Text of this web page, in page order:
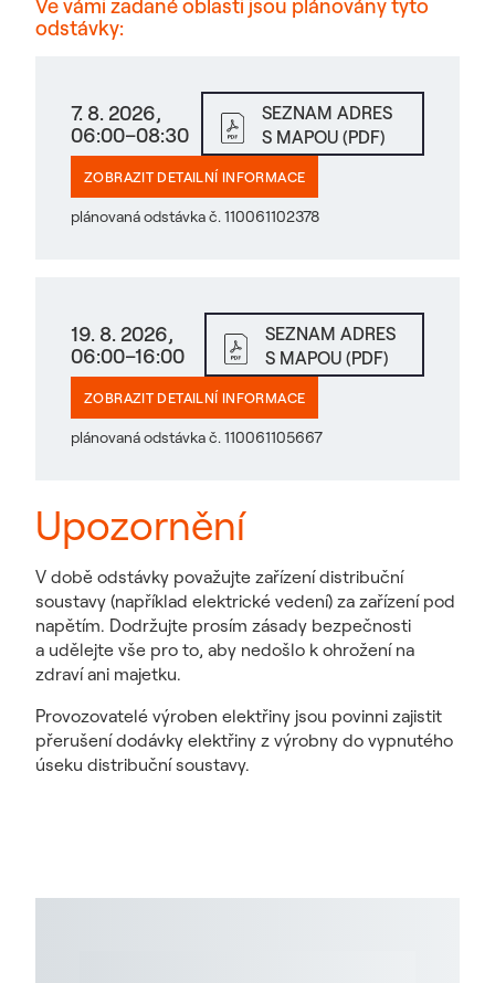
Ve vámi zadané oblasti jsou plánovány tyto
odstávky:
7. 8. 2026,
06:00–08:30
SEZNAM ADRES
S MAPOU (PDF)
ZOBRAZIT DETAILNÍ INFORMACE
plánovaná odstávka č. 110061102378
19. 8. 2026,
06:00–16:00
SEZNAM ADRES
S MAPOU (PDF)
ZOBRAZIT DETAILNÍ INFORMACE
plánovaná odstávka č. 110061105667
Upozornění
V době odstávky považujte zařízení distribuční
soustavy (například elektrické vedení) za zařízení pod
napětím. Dodržujte prosím zásady bezpečnosti
a udělejte vše pro to, aby nedošlo k ohrožení na
zdraví ani majetku.
Provozovatelé výroben elektřiny jsou povinni zajistit
přerušení dodávky elektřiny z výrobny do vypnutého
úseku distribuční soustavy.